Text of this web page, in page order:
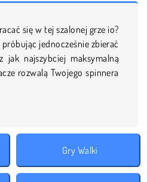
się w tej szalonej grze io?
jednocześnie zbierać
jak najszybciej maksymalną
rozwalą Twojego spinnera
Gry Walki